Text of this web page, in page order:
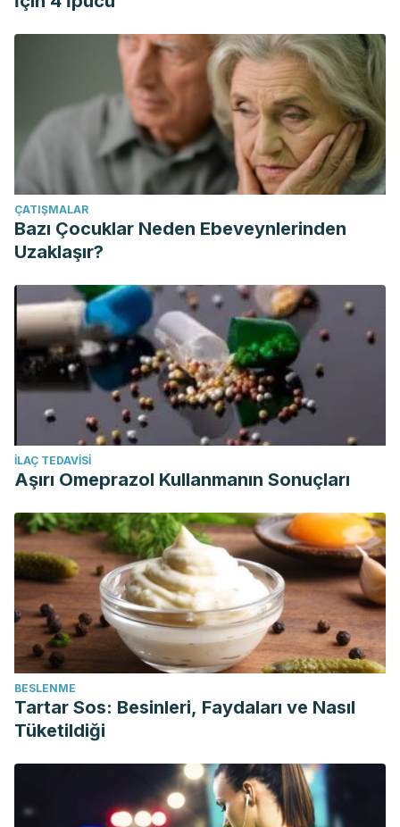
ÇATIŞMALAR
Bazı Çocuklar Neden Ebeveynlerinden
Uzaklaşır?
İLAÇ TEDAVISI
Aşırı Omeprazol Kullanmanın Sonuçları
BESLENME
Tartar Sos: Besinleri, Faydaları ve Nasıl
Tüketildiği